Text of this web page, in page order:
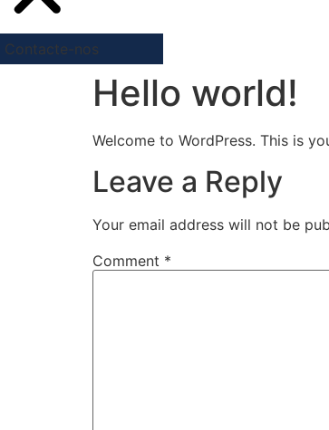
Contacte-nos
Hello world!
Welcome to WordPress. This is
Leave a Reply
Your email address will not be
Comment *